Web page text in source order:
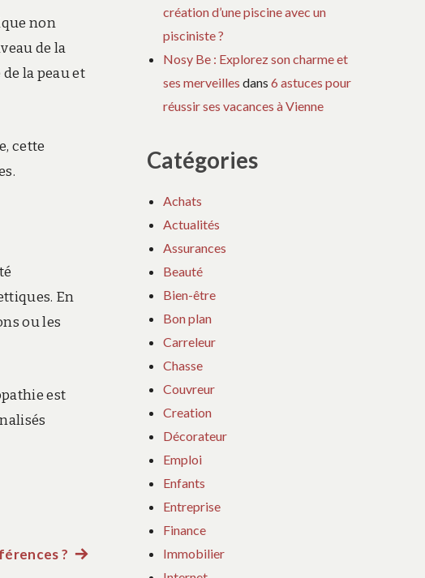
non
de la
la peau et
cette
En
ou les
est
? Article
création d’une piscine avec un
pisciniste ?
Nosy Be : Explorez son charme et
ses merveilles dans6 astuces pour
réussir ses vacances à Vienne
Catégories
Achats
Actualités
Assurances
Beauté
Bien-être
Bon plan
Carreleur
Chasse
Couvreur
Creation
Décorateur
Emploi
Enfants
Entreprise
Finance
Immobilier